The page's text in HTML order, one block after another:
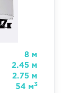
8 м
2.45 м
2.75 м
54 м3